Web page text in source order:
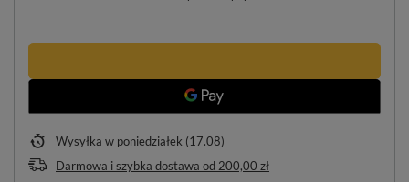
Wysyłka w poniedziałek (17.08)
Darmowa i szybka dostawa od 200,00 zł